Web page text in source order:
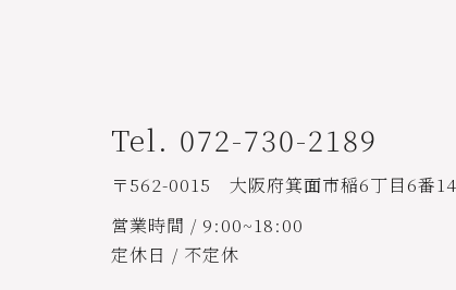
Tel. 072-730-2189
〒562-0015 大阪府箕面市稲6丁目6番
営業時間 / 9:00~18:00
定休日 / 不定休